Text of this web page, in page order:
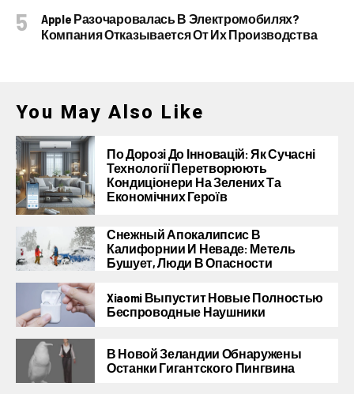
Apple Разочаровалась В Электромобилях?
Компания Отказывается От Их Производства
You May Also Like
По Дорозі До Інновацій: Як Сучасні
Технології Перетворюють
Кондиціонери На Зелених Та
Економічних Героїв
Снежный Апокалипсис В
Калифорнии И Неваде: Метель
Бушует, Люди В Опасности
Xiaomi Выпустит Новые Полностью
Беспроводные Наушники
В Новой Зеландии Обнаружены
Останки Гигантского Пингвина